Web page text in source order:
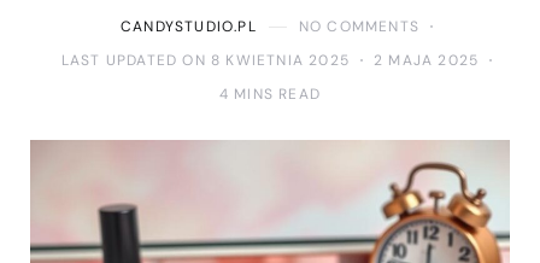
CANDYSTUDIO.PL
NO COMMENTS
LAST UPDATED ON 8 KWIETNIA 2025
2 MAJA 2025
4 MINS READ